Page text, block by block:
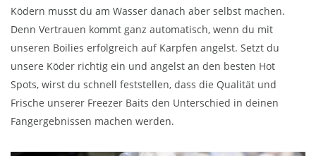
Ködern musst du am Wasser danach aber selbst machen.
Denn Vertrauen kommt ganz automatisch, wenn du mit
unseren Boilies erfolgreich auf Karpfen angelst. Setzt du
unsere Köder richtig ein und angelst an den besten Hot
Spots, wirst du schnell feststellen, dass die Qualität und
Frische unserer Freezer Baits den Unterschied in deinen
Fangergebnissen machen werden.